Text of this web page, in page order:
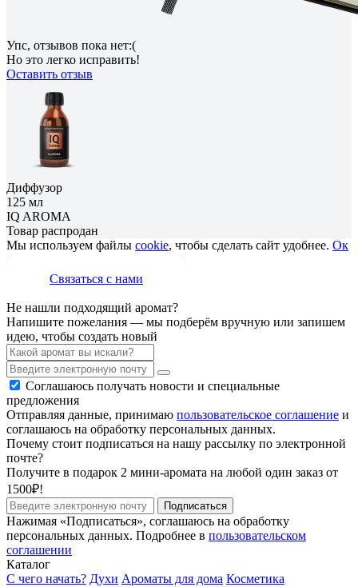
Упс, отзывов пока нет:(
Но это легко исправить!
Оставить отзыв
Диффузор
125 мл
IQ AROMA
Товар распродан
Мы используем файлы cookie, чтобы сделать сайт удобнее. Ок
Связаться с нами
Не нашли подходящий аромат?
Напишите пожелания — мы подберём вручную или запишем
идею, чтобы создать новый
Соглашаюсь получать новости и специальные
предложения
Отправляя данные, принимаю пользовательское соглашение и
соглашаюсь на обработку персональных данных.
Почему стоит подписаться на нашу рассылку по электронной
почте?
Получите в подарок 2 мини-аромата на любой один заказ от
1500₽!
Подписаться
Нажимая «Подписаться», соглашаюсь на обработку
персональных данных. Подробнее в пользовательском
соглашении
Каталог
С чего начать? Духи Ароматы для дома Косметика